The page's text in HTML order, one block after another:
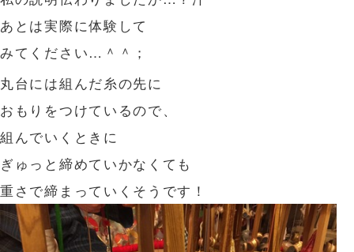
あとは実際に体験して
みてください…＾＾；
丸台には組んだ糸の先に
おもりをつけているので、
組んでいくときに
ぎゅっと締めていかなくても
重さで締まっていくそうです！